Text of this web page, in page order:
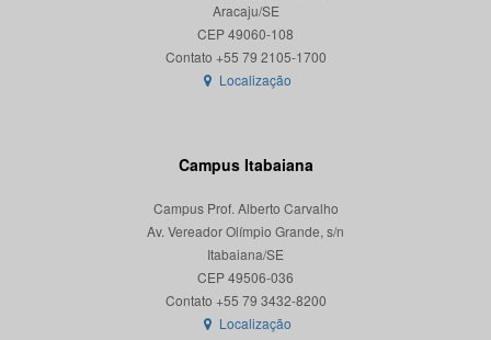
Aracaju/SE
CEP 49060-108
Localização
Campus Itabaiana
Campus Prof. Alberto Carvalho
Av. Vereador Olímpio Grande, s/n
Itabaiana/SE
CEP 49506-036
Localização